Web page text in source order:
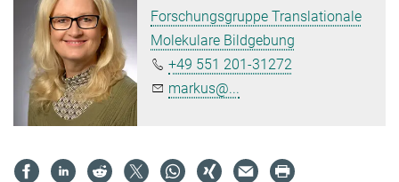
Forschungsgruppe Translationale
Molekulare Bildgebung
+49 551 201-31272
markus@...